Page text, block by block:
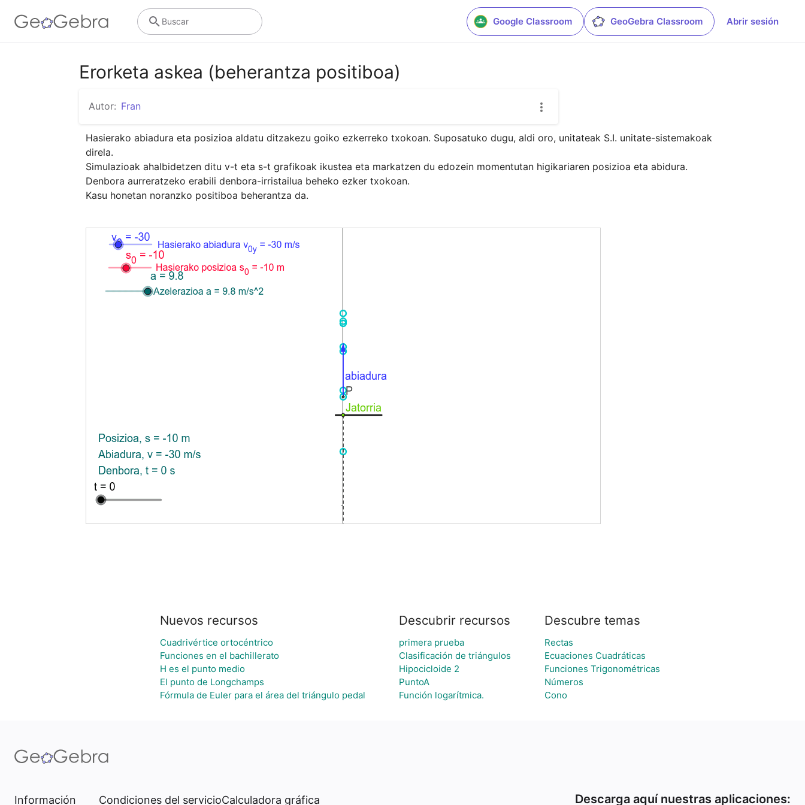
Google Classroom GeoGebra Classroom Abrir sesión
Buscar
Erorketa askea (beherantza positiboa)
Autor: Fran
Hasierako abiadura eta posizioa aldatu ditzakezu goiko ezkerreko txokoan. Suposatuko dugu, aldi oro, unitateak S.I. unitate-sistemakoak
direla.
Simulazioak ahalbidetzen ditu v-t eta s-t grafikoak ikustea eta markatzen du edozein momentutan higikariaren posizioa eta abidura.
Denbora aurreratzeko erabili denbora-irristailua beheko ezker txokoan.
Kasu honetan noranzko positiboa beherantza da.
Nuevos recursos
Cuadrivértice ortocéntrico
Funciones en el bachillerato
H es el punto medio
El punto de Longchamps
Fórmula de Euler para el área del triángulo pedal
Descubrir recursos
primera prueba
Clasificación de triángulos
Hipocicloide 2
PuntoA
Función logarítmica.
Descubre temas
Rectas
Ecuaciones Cuadráticas
Funciones Trigonométricas
Números
Cono
Información Condiciones del servicioCalculadora gráfica Descarga aquí nuestras aplicaciones: